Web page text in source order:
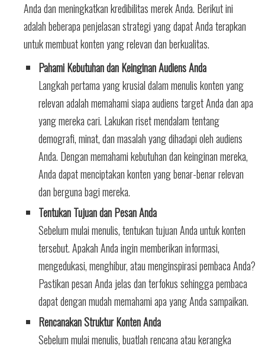
Anda dan meningkatkan kredibilitas merek Anda. Berikut ini
adalah beberapa penjelasan strategi yang dapat Anda terapkan
untuk membuat konten yang relevan dan berkualitas.
Pahami Kebutuhan dan Keinginan Audiens Anda
Langkah pertama yang krusial dalam menulis konten yang
relevan adalah memahami siapa audiens target Anda dan apa
yang mereka cari. Lakukan riset mendalam tentang
demografi, minat, dan masalah yang dihadapi oleh audiens
Anda. Dengan memahami kebutuhan dan keinginan mereka,
Anda dapat menciptakan konten yang benar-benar relevan
dan berguna bagi mereka.
Tentukan Tujuan dan Pesan Anda
Sebelum mulai menulis, tentukan tujuan Anda untuk konten
tersebut. Apakah Anda ingin memberikan informasi,
mengedukasi, menghibur, atau menginspirasi pembaca Anda?
Pastikan pesan Anda jelas dan terfokus sehingga pembaca
dapat dengan mudah memahami apa yang Anda sampaikan.
Rencanakan Struktur Konten Anda
Sebelum mulai menulis, buatlah rencana atau kerangka